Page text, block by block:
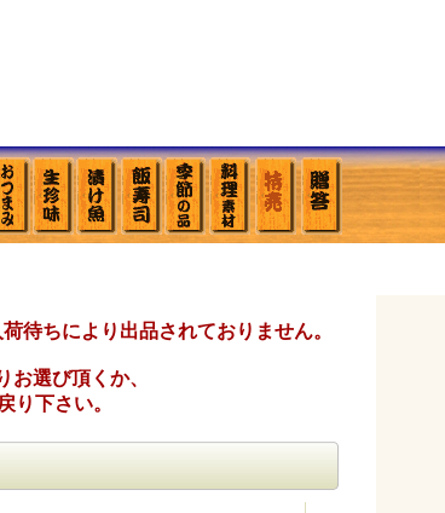
待ちにより出品されておりません。
お選び頂くか、
り下さい。